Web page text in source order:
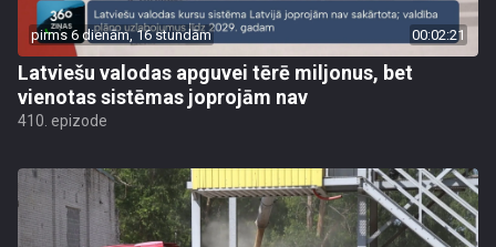
pirms 6 dienām, 16 stundām 00:02:21
Latviešu valodas apguvei tērē miljonus, bet
vienotas sistēmas joprojām nav
410. epizode